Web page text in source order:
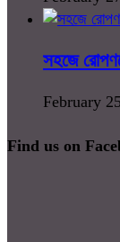
সহজে
February
Find us on